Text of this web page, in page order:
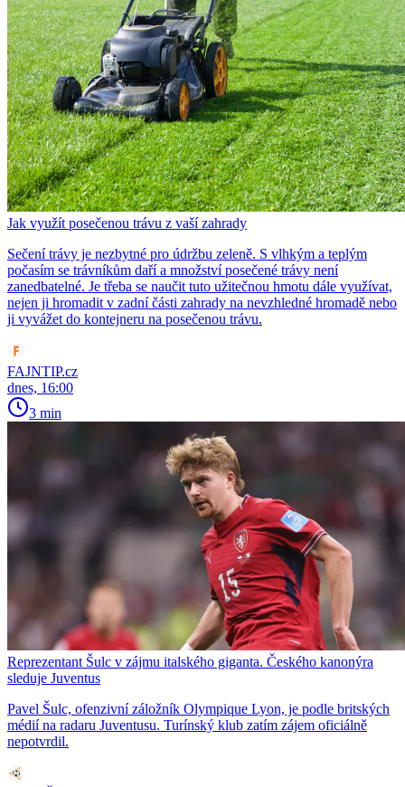
Jak využít posečenou trávu z vaší zahrady
Sečení trávy je nezbytné pro údržbu zeleně. S vlhkým a teplým
počasím se trávníkům daří a množství posečené trávy není
zanedbatelné. Je třeba se naučit tuto užitečnou hmotu dále využívat,
nejen ji hromadit v zadní části zahrady na nevzhledné hromadě nebo
ji vyvážet do kontejneru na posečenou trávu.
FAJNTIP.cz
dnes, 16:00
3 min
Reprezentant Šulc v zájmu italského giganta. Českého kanonýra
sleduje Juventus
Pavel Šulc, ofenzivní záložník Olympique Lyon, je podle britských
médií na radaru Juventusu. Turínský klub zatím zájem oficiálně
nepotvrdil.